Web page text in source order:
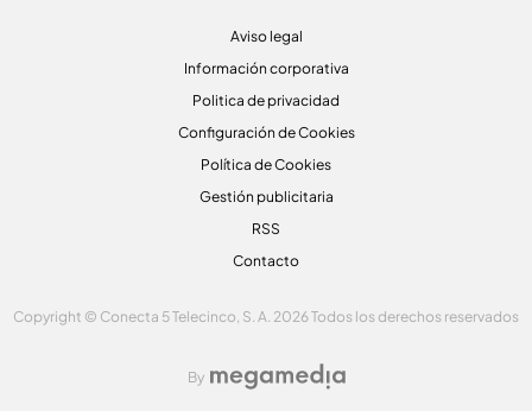
Aviso legal
Información corporativa
Politica de privacidad
Configuración de Cookies
Política de Cookies
Gestión publicitaria
RSS
Contacto
Copyright © Conecta 5 Telecinco, S. A. 2026 Todos los derechos reservados
By